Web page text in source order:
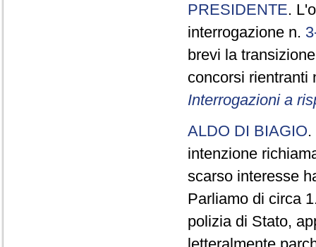
PRESIDENTE.
interrogazione n.
brevi la
concorsi
Interrogazioni a
ALDO DI BIAGIO
intenzione
scarso interesse
Parliamo di circa
polizia di Stato,